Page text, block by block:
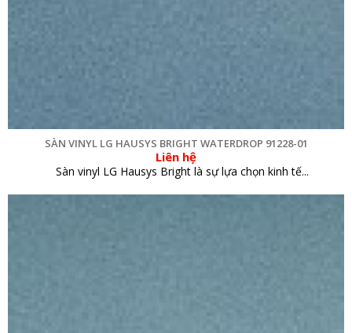
SÀN VINYL LG HAUSYS BRIGHT WATERDROP 91228-01
Liên hệ
Sàn vinyl LG Hausys Bright là sự lựa chọn kinh tế...